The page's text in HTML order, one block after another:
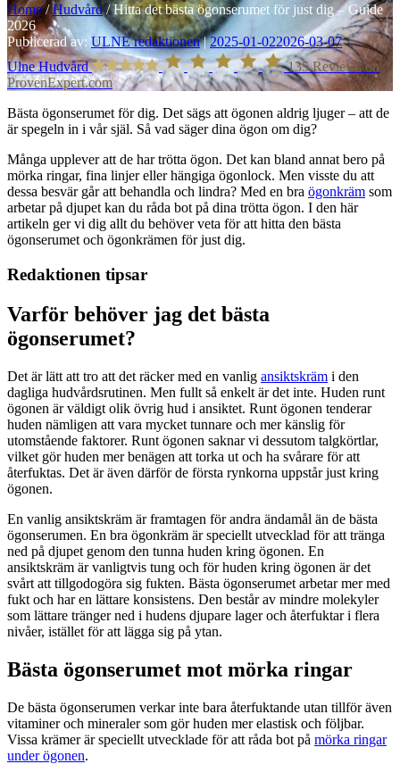
Home/Hudvård/Hitta det bästa ögonserumet för just dig – Guide
2026
Publicerad av: ULNE redaktionen|2025-01-022026-03-07
Ulne Hudvård
135Reviews on
ProvenExpert.com
Bästa ögonserumet för dig. Det sägs att ögonen aldrig ljuger – att de
är spegeln in i vår själ. Så vad säger dina ögon om dig?
Många upplever att de har trötta ögon. Det kan bland annat bero på
mörka ringar, fina linjer eller hängiga ögonlock. Men visste du att
dessa besvär går att behandla och lindra? Med en bra ögonkräm som
arbetar på djupet kan du råda bot på dina trötta ögon. I den här
artikeln ger vi dig allt du behöver veta för att hitta den bästa
ögonserumet och ögonkrämen för just dig.
Redaktionen tipsar
Varför behöver jag det bästa
ögonserumet?
Det är lätt att tro att det räcker med en vanlig ansiktskräm i den
dagliga hudvårdsrutinen. Men fullt så enkelt är det inte. Huden runt
ögonen är väldigt olik övrig hud i ansiktet. Runt ögonen tenderar
huden nämligen att vara mycket tunnare och mer känslig för
utomstående faktorer. Runt ögonen saknar vi dessutom talgkörtlar,
vilket gör huden mer benägen att torka ut och ha svårare för att
återfuktas. Det är även därför de första rynkorna uppstår just kring
ögonen.
En vanlig ansiktskräm är framtagen för andra ändamål än de bästa
ögonserumen. En bra ögonkräm är speciellt utvecklad för att tränga
ned på djupet genom den tunna huden kring ögonen. En
ansiktskräm är vanligtvis tung och för huden kring ögonen är det
svårt att tillgodogöra sig fukten. Bästa ögonserumet arbetar mer med
fukt och har en lättare konsistens. Den består av mindre molekyler
som lättare tränger ned i hudens djupare lager och återfuktar i flera
nivåer, istället för att lägga sig på ytan.
Bästa ögonserumet mot mörka ringar
De bästa ögonserumen verkar inte bara återfuktande utan tillför även
vitaminer och mineraler som gör huden mer elastisk och följbar.
Vissa krämer är speciellt utvecklade för att råda bot på mörka ringar
under ögonen.